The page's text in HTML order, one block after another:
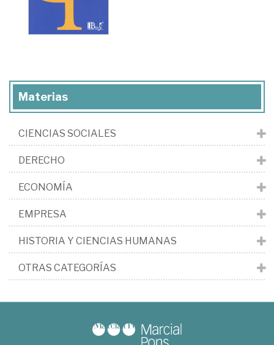
Materias
CIENCIAS SOCIALES
DERECHO
ECONOMÍA
EMPRESA
HISTORIA Y CIENCIAS HUMANAS
OTRAS CATEGORÍAS